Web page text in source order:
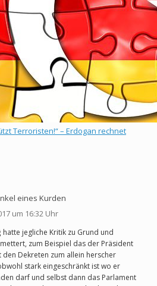
Terroristen!“ – Erdogan rechnet
eines Kurden
um 16:32 Uhr
hatte jegliche Kritik zu Grund und
zum Beispiel das der Präsident
den Dekreten zum allein herscher
stark eingeschränkt ist wo er
darf und selbst dann das Parlament